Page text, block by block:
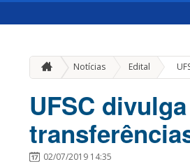
Notícias Edital »
UFSC
02/07/2019 14:35